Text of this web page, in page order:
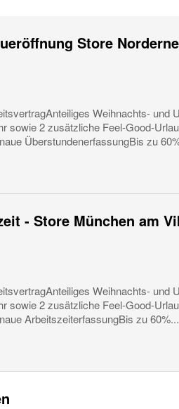
Store
Weihnachts- und
sowie 2 zusätzliche Feel-Good-
ÜberstundenerfassungBis zu
- Store München am
Weihnachts- und
sowie 2 zusätzliche Feel-Good-
ArbeitszeiterfassungBis zu 60%...